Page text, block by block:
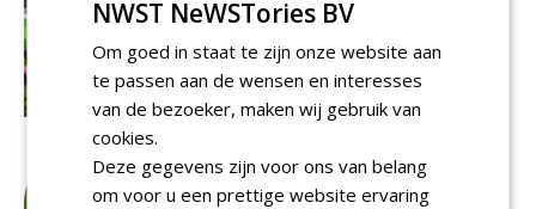
NWST NeWSTories BV
Om goed in staat te zijn onze website aan
te passen aan de wensen en interesses
van de bezoeker, maken wij gebruik van
cookies.
Deze gegevens zijn voor ons van belang
om voor u een prettige website ervaring